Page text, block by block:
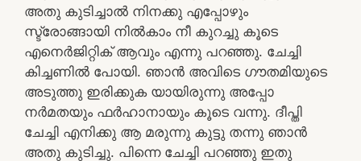
അതു കുടിച്ചാൽ നിനക്കു എപ്പോഴും
സ്ട്രോങ്ങായി നിൽകാം നീ കുറച്ചു കൂടെ
എനെർജിറ്റിക് ആവും എന്നു പറഞ്ഞു. ചേച്ചി
കിച്ചണിൽ പോയി. ഞാൻ അവിടെ ഗൗതമിയുടെ
അടുത്തു ഇരിക്കുക യായിരുന്നു അപ്പോ
നർമതയും ഫർഹാനായും കൂടെ വന്നു. ദീപ്തി
ചേച്ചി എനിക്കു ആ മരുന്നു കുട്ടു തന്നു ഞാൻ
അതു കുടിച്ചു. പിന്നെ ചേച്ചി പറഞ്ഞു ഇതു